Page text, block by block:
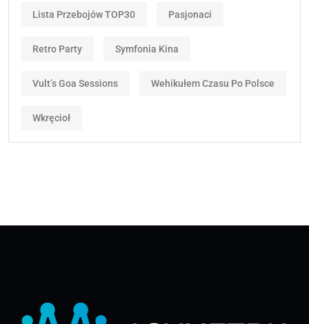
Lista Przebojów TOP30 Pasjonaci
Retro Party Symfonia Kina
Vult’s Goa Sessions Wehikułem Czasu Po Polsce
Wkręcioł